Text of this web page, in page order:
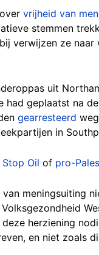
vrijheid van
stemmen
verwijzen ze
uit
geplaatst na
gearresteerd
in
Oil of pro-
meningsuiting
herziening
en niet zoals